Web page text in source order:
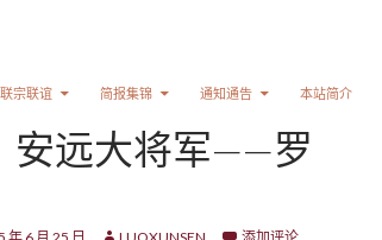
联宗联谊 简报集锦 通知通告 本站简介
安远大将军——罗